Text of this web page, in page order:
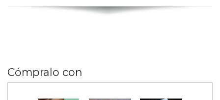
Cómpralo con